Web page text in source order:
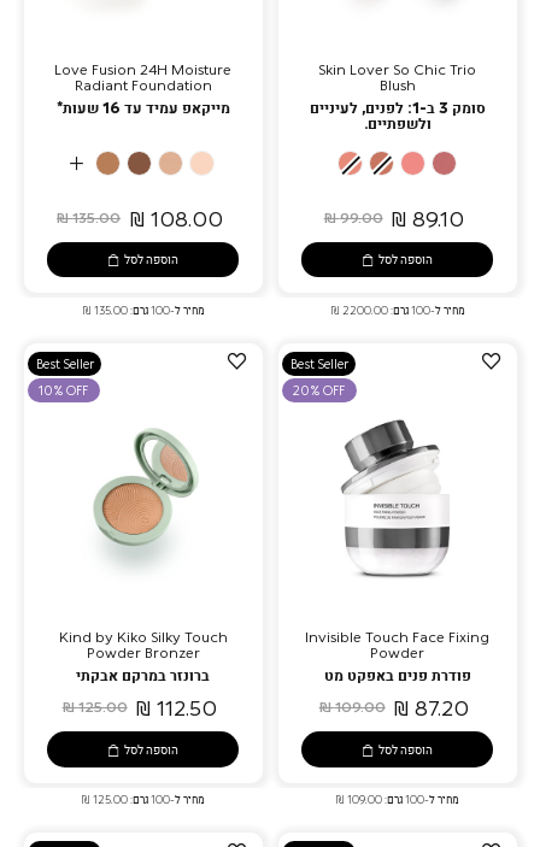
Skin Lover So Chic Trio
Blush
סומק 3 ב-1: לפנים, לעיניים
ולשפתיים.
04
Bliss
03
Whisper
01
Spice
02
Peach
89.10 ₪
99.00 ₪
הוספה לסל
מחיר ל-100 גרם: 2200.00 ₪
Love Fusion 24H Moisture
Radiant Foundation
מייקאפ עמיד עד 16 שעות*
3WG
Gold
5.5NG
Gold
8.5NR
Rose
8WO
Olive
More
108.00 ₪
135.00 ₪
הוספה לסל
מחיר ל-100 גרם: 135.00 ₪
הוספה
Best Seller
20% OFF
Invisible Touch Face Fixing
Powder
פודרת פנים באפקט מט
87.20 ₪
109.00 ₪
הוספה לסל
מחיר ל-100 גרם: 109.00 ₪
הוספה
Best Seller
10% OFF
Kind by Kiko Silky Touch
Powder Bronzer
ברונזר במרקם אבקתי
112.50 ₪
125.00 ₪
הוספה לסל
מחיר ל-100 גרם: 125.00 ₪